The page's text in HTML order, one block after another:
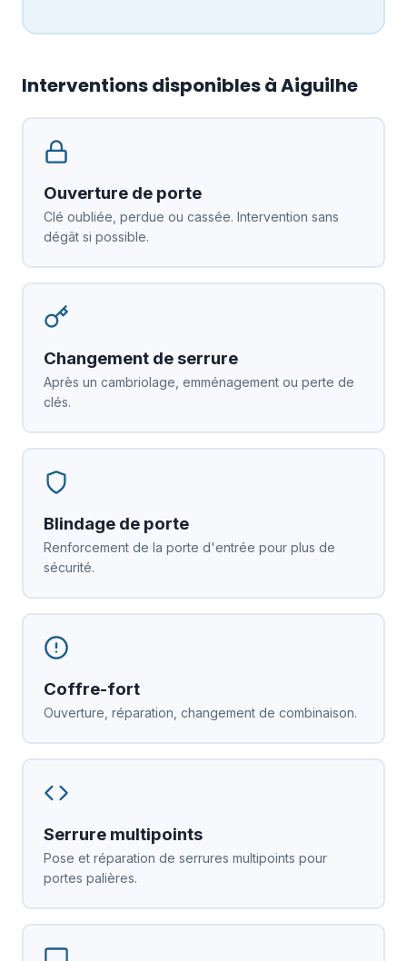
Interventions disponibles à Aiguilhe
Ouverture de porte
Clé oubliée, perdue ou cassée. Intervention sans
dégât si possible.
Changement de serrure
Après un cambriolage, emménagement ou perte de
clés.
Blindage de porte
Renforcement de la porte d'entrée pour plus de
sécurité.
Coffre-fort
Ouverture, réparation, changement de combinaison.
Serrure multipoints
Pose et réparation de serrures multipoints pour
portes palières.